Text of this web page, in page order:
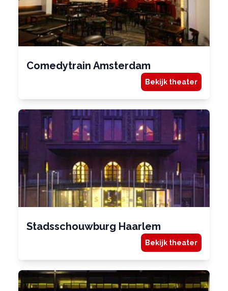
Comedytrain Amsterdam
Bekijk theater
Stadsschouwburg Haarlem
Bekijk theater